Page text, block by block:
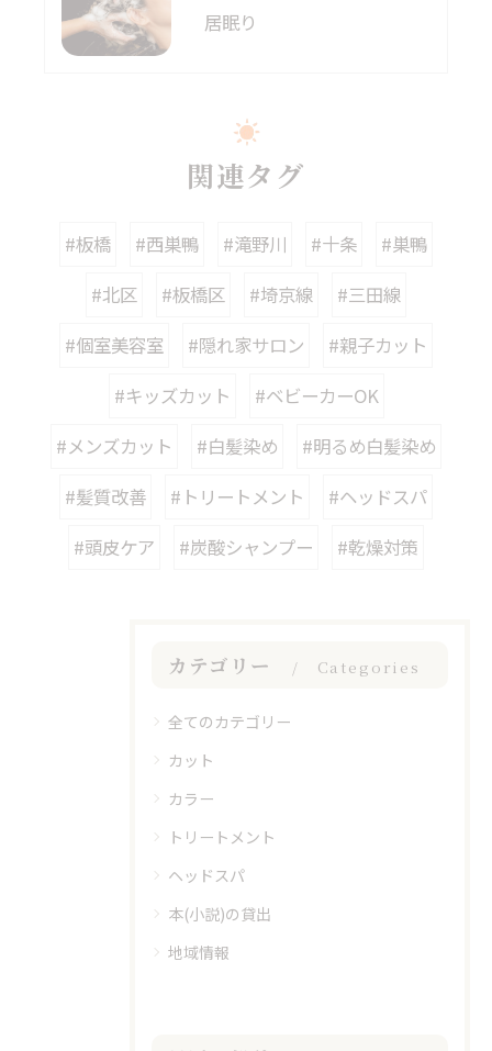
居眠り
関連タグ
#板橋 #西巣鴨 #滝野川 #十条
#巣鴨
#北区
#板橋区 #埼京線
#三田線
#個室美容室
#隠れ家サロン
#親子カット
#キッズカット
#ベビーカーOK
#メンズカット
#白髪染め
#明るめ白髪染め
#髪質改善
#トリートメント
#ヘッドスパ
#頭皮ケア
#炭酸シャンプー #乾燥対策
カテゴリー Categories
全てのカテゴリー
カット
カラー
トリートメント
ヘッドスパ
本(小説)の貸出
地域情報